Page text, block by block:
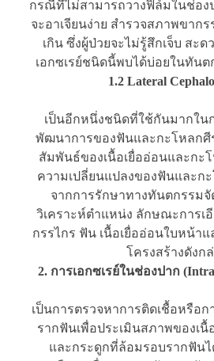
กรณีที่ไม่สามารถวางฟิล์มในช่อง
จะอาเจียนง่าย สำรวจสภาพขาก
เกิน ซึ่งผู้ป่วยจะไม่รู้สึกเจ็บ สะด
เอกซเรย์ชนิดนี้พบได้บ่อยในทัน
1.2 Lateral
เป็นอีกหนึ่งชนิดที่ใช้กันมากใน
พัฒนาการของฟันและกะโหลกศี
สัมพันธ์ของเนื้อเยื่ออ่อนและกะ
ความเปลี่ยนแปลงของฟันและก
จากการรักษาทางทันตกรรมจั
วิเคราะห์ตำแหน่ง ลักษณะการเ
กรรไกร ฟัน เนื้อเยื่ออ่อนใบหน้า
โครงสร้างดังก
2. การเอกซเรย์ในช่องปาก
เป็นการตรวจหาการติดเชื้อหรือก
รากฟันเพื่อประเมินสภาพของเนื้
และกระดูกที่ล้อมรอบรากฟัน